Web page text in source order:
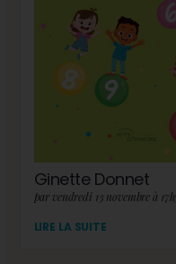
Ginette Donnet
LIRE LA SUITE